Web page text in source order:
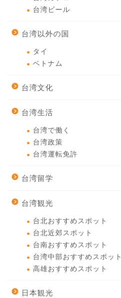
台湾ビール
台湾以外の国
タイ
ベトナム
台湾文化
台湾生活
台湾で働く
台湾政策
台湾運転免許
台湾留学
台湾観光
台北おすすめスポット
台北近郊スポット
台南おすすめスポット
台湾中部おすすめスポット
高雄おすすめスポット
日本観光